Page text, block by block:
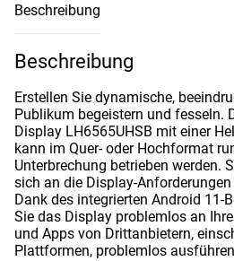
Beschreibung
Beschreibung
Erstellen Sie dynamische,
Publikum begeistern und fesseln.
Display LH6565UHSB mit einer
kann im Quer- oder Hochformat
Unterbrechung betrieben werden.
sich an die Display-
Dank des integrierten Android 11-
Sie das Display problemlos an
und Apps von Drittanbietern,
Plattformen, problemlos